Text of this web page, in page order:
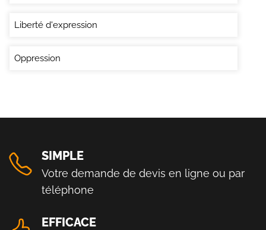
Liberté d'expression
Oppression
SIMPLE
Votre demande de devis en ligne ou par
téléphone
EFFICACE